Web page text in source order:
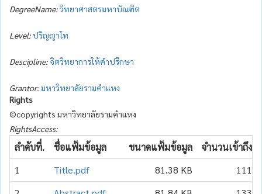
DegreeName:วิทยาศาสตรมหาบัณฑิต
Level:ปริญญาโท
Descipline: จิตวิทยาการให้คำปรึกษา
Grantor:มหาวิทยาลัยรามคำแหง
Rights
©copyrights มหาวิทยาลัยรามคำแหง
RightsAccess:
ลำดับที่. ชื่อแฟ้มข้อมูล ขนาดแฟ้มข้อมูล จำนวนเข้าถึง
1
Title.pdf 81.38 KB 111